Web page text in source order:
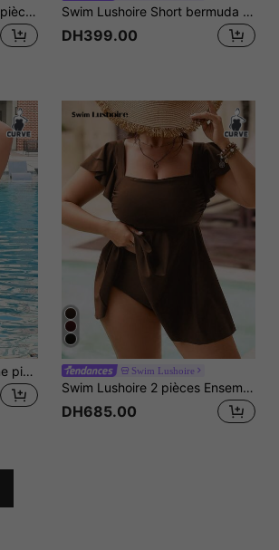
Slaydiva Maillot de bain 4 pièces séparé grande taille, maillot de bain de plage d'été Swim Lushoire Short bermuda en fibre de bambou avec cordon de serrage, grande taille, pour couvrir les tenues d'été et les vacances à la plage
DH399.00
Slaysola Maillot de bain une pièce à bretelles fines de couleur unie, grande taille, pour les vacances et la plage Swim Lushoire
Swim Lushoire 2 pièces Ensemble bikini grande taille avec top court à encolure carrée et volants aux manches et jupe à volants. Maillot de bain sexy et décontracté pour la piscine ou la fête
DH685.00